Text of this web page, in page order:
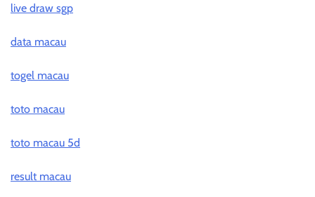
live draw sgp
data macau
togel macau
toto macau
toto macau 5d
result macau